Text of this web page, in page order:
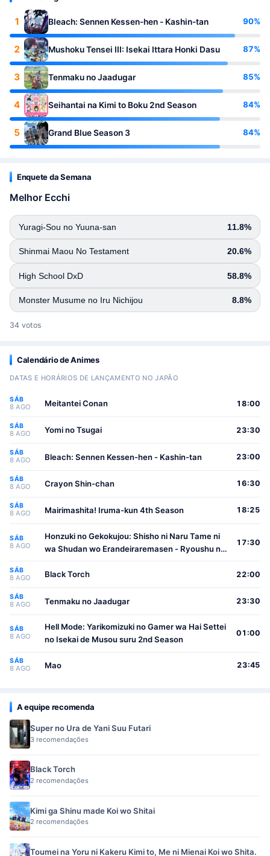
1 Bleach: Sennen Kessen-hen - Kashin-tan 90%
2 Mushoku Tensei III: Isekai Ittara Honki Dasu 87%
3 Tenmaku no Jaadugar 85%
4 Seihantai na Kimi to Boku 2nd Season 84%
5 Grand Blue Season 3 84%
Enquete da Semana
Melhor Ecchi
Yuragi-Sou no Yuuna-san 11.8%
Shinmai Maou No Testament 20.6%
High School DxD 58.8%
Monster Musume no Iru Nichijou 8.8%
34 votos
Calendário de Animes
DATAS E HORÁRIOS DE LANÇAMENTO NO JAPÃO
SÁB
8 AGO Meitantei Conan 18:00
SÁB
8 AGO Yomi no Tsugai 23:30
SÁB
8 AGO Bleach: Sennen Kessen-hen - Kashin-tan 23:00
SÁB
8 AGO Crayon Shin-chan 16:30
SÁB
8 AGO Mairimashita! Iruma-kun 4th Season 18:25
SÁB
8 AGO
Honzuki no Gekokujou: Shisho ni Naru Tame ni
wa Shudan wo Erandeiraremasen - Ryoushu no
17:30
SÁB
8 AGO Black Torch 22:00
SÁB
8 AGO Tenmaku no Jaadugar 23:30
SÁB
8 AGO
Hell Mode: Yarikomizuki no Gamer wa Hai Settei
no Isekai de Musou suru 2nd Season
01:00
SÁB
8 AGO Mao 23:45
A equipe recomenda
Super no Ura de Yani Suu Futari
3 recomendações
Black Torch
2 recomendações
Kimi ga Shinu made Koi wo Shitai
2 recomendações
Toumei na Yoru ni Kakeru Kimi to, Me ni Mienai Koi wo Shita.